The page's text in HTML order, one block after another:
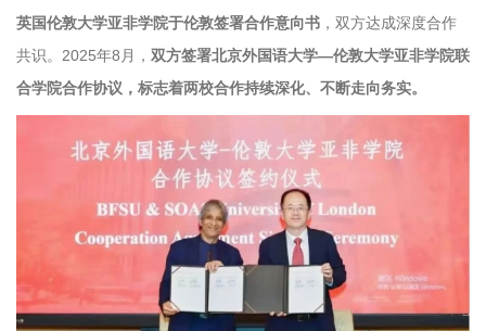
英国伦敦大学亚非学院于伦敦签署合作意向书 ，双方达成深度合作
共识。2025年8月， 双方签署北京外国语大学—伦敦大学亚非学院联
合学院合作协议，标志着两校合作持续深化、不断走向务实。